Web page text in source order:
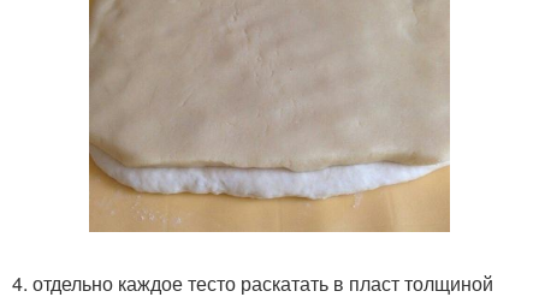
4. отдельно каждое тесто раскатать в пласт толщиной